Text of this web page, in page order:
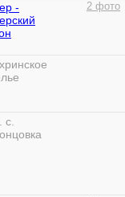
-
2 фото
с.